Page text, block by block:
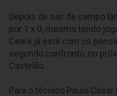
Depois de sair de campo
por 1 x 0, mesmo tendo
Ceará já está com os
segundo confronto, no
Castelão.
Para o técnico Paulo